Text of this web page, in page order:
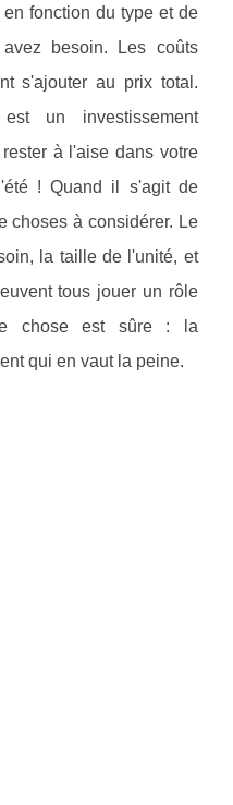
fonction du type et de
besoin. Les coûts
s'ajouter au prix total.
un investissement
à l'aise dans votre
! Quand il s'agit de
choses à considérer. Le
la taille de l'unité, et
tous jouer un rôle
chose est sûre : la
qui en vaut la peine.